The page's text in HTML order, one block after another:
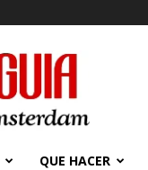
La
Guía
de
Amsterdam
QUE HACER